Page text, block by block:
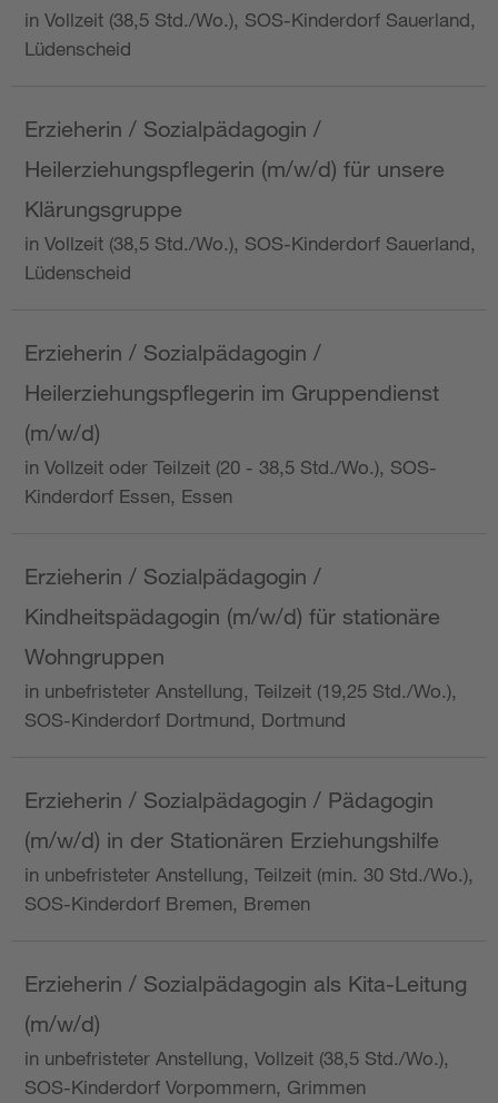
in Vollzeit (38,5 Std./Wo.), SOS-Kinderdorf Sauerland,
Lüdenscheid
Erzieherin / Sozialpädagogin /
Heilerziehungspflegerin (m/w/d) für unsere
Klärungsgruppe
in Vollzeit (38,5 Std./Wo.), SOS-Kinderdorf Sauerland,
Lüdenscheid
Erzieherin / Sozialpädagogin /
Heilerziehungspflegerin im Gruppendienst
(m/w/d)
in Vollzeit oder Teilzeit (20 - 38,5 Std./Wo.), SOS-
Kinderdorf Essen, Essen
Erzieherin / Sozialpädagogin /
Kindheitspädagogin (m/w/d) für stationäre
Wohngruppen
in unbefristeter Anstellung, Teilzeit (19,25 Std./Wo.),
SOS-Kinderdorf Dortmund, Dortmund
Erzieherin / Sozialpädagogin / Pädagogin
(m/w/d) in der Stationären Erziehungshilfe
in unbefristeter Anstellung, Teilzeit (min. 30 Std./Wo.),
SOS-Kinderdorf Bremen, Bremen
Erzieherin / Sozialpädagogin als Kita-Leitung
(m/w/d)
in unbefristeter Anstellung, Vollzeit (38,5 Std./Wo.),
SOS-Kinderdorf Vorpommern, Grimmen